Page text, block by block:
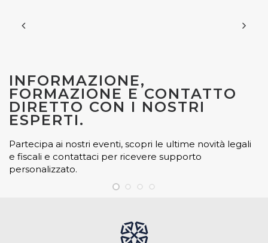
INFORMAZIONE,
FORMAZIONE E CONTATTO
DIRETTO CON I NOSTRI
ESPERTI.
Partecipa ai nostri eventi, scopri le ultime novità legali
e fiscali e contattaci per ricevere supporto
personalizzato.